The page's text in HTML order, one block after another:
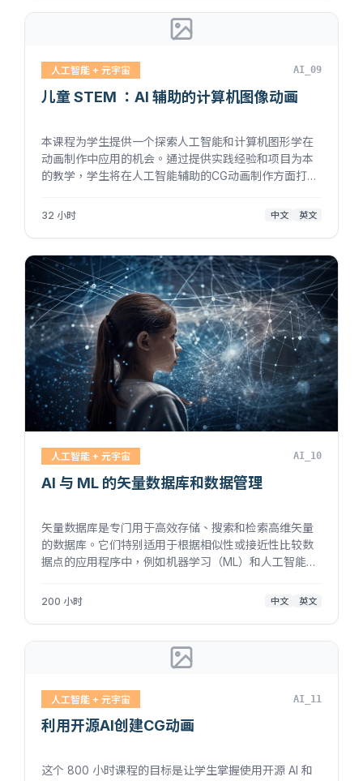
人工智能 + 元宇宙 AI_09
儿童 STEM ：AI 辅助的计算机图像动画
本课程为学生提供一个探索人工智能和计算机图形学在
动画制作中应用的机会。通过提供实践经验和项目为本
的教学，学生将在人工智能辅助的CG动画制作方面打下
------------------------- 课程...
32 小时 中文 英文
人工智能 + 元宇宙 AI_10
AI 与 ML 的矢量数据库和数据管理
矢量数据库是专门用于高效存储、搜索和检索高维矢量
的数据库。它们特别适用于根据相似性或接近性比较数
据点的应用程序中，例如机器学习（ML）和人工智能
习应用程序设计、实现和管理矢量数据库，以及进行高
200 小时 中文 英文
人工智能 + 元宇宙 AI_11
利用开源AI创建CG动画
这个 800 小时课程的目标是让学生掌握使用开源 AI 和